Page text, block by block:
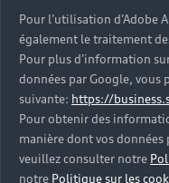
Pour l’utilisation d’Adobe
également le traitement
Pour plus d’information
données par Google,
suivante: https://
Pour obtenir des
manière dont vos
veuillez consulter notre
notre Politique sur les